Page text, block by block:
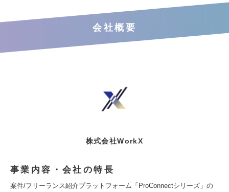
会社概要
株式会社WorkX
事業内容・会社の特長
案件/フリーランス紹介プラットフォーム「ProConnectシリーズ」の